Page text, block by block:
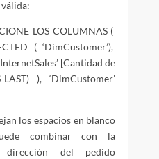
LOS COLUMNAS (
( ‘DimCustomer’),
[Cantidad de
LAST) ), ‘DimCustomer’
los espacios en blanco
combinar con la
del pedido